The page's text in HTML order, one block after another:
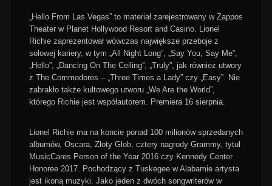
„Hello From Las Vegas” to materiał zarejestrowany w Zappos
Theater w Planet Hollywood Resort and Casino. Lionel
Richie zaprezentował wówczas największe przeboje z
solowej kariery, w tym „All Night Long”, „Say You, Say Me”,
„Hello”, „Dancing On The Ceiling”, „Truly”, jak również utwory
z The Commodores – „Three Times a Lady” czy „Easy”. Nie
zabrakło także kultowego utworu „We Are the World”,
którego Richie jest współautorem. Premiera 16 sierpnia.
Lionel Richie ma na koncie ponad 100 milionów sprzedanych
albumów, Oscara, Złoty Glob, cztery nagrody Grammy, tytuł
MusicCares Person of the Year 2016 czy Kennedy Center
Honoree 2017. Pochodzący z Tuskegee w Alabamie artysta
jest ikoną muzyki. Jako jeden z dwóch songwriterów w